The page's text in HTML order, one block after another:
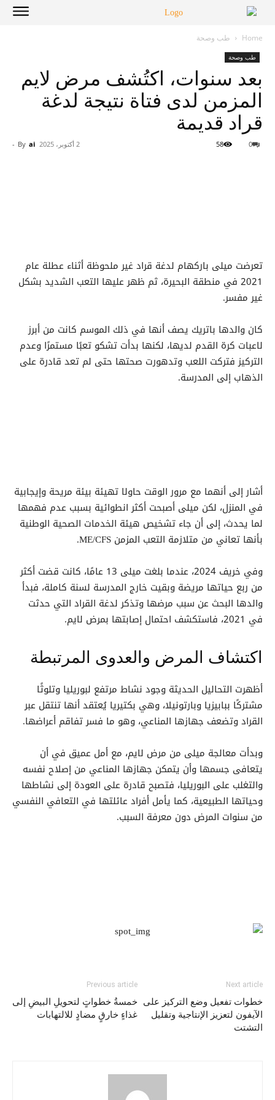
Home طب وصحة
طب وصحة
بعد سنوات، اكتُشف مرض لايم
المزمن لدى فتاة نتيجة لدغة
قراد قديمة
By ai
- 2 أكتوبر، 2025 0
58
تعرضت ميلى باركهام لدغة قراد غير ملحوظة أثناء عطلة عام
2021 في منطقة البحيرة، ثم ظهر عليها التعب الشديد بشكل
غير مفسر.
كان والدها باتريك يصف أنها في ذلك الموسم كانت من أبرز
لاعبات كرة القدم لديها، لكنها بدأت تشكو تعبًا مستمرًا وعدم
التركيز فتركت اللعب وتدهورت صحتها حتى لم تعد قادرة على
الذهاب إلى المدرسة.
أشار إلى أنهما مع مرور الوقت حاولا تهيئة بيئة مريحة وإيجابية
في المنزل، لكن ميلى أصبحت أكثر انطوائية بسبب عدم فهمها
لما يحدث، إلى أن جاء تشخيص هيئة الخدمات الصحية الوطنية
بأنها تعاني من متلازمة التعب المزمن ME/CFS.
وفي خريف 2024، عندما بلغت ميلى 13 عامًا، كانت قضت أكثر
من ربع حياتها مريضة وبقيت خارج المدرسة لسنة كاملة، فبدأ
والدها البحث عن سبب مرضها وتذكر لدغة القراد التي حدثت
في 2021، فاستكشف احتمال إصابتها بمرض لايم.
اكتشاف المرض والعدوى المرتبطة
أظهرت التحاليل الحديثة وجود نشاط مرتفع لبوريليا وتلوثًا
مشتركًا ببابيزيا وبارتونيلا، وهي بكتيريا يُعتقد أنها تنتقل عبر
القراد وتضعف جهازها المناعي، وهو ما فسر تفاقم أعراضها.
وبدأت معالجة ميلى من مرض لايم، مع أمل عميق في أن
يتعافى جسمها وأن يتمكن جهازها المناعي من إصلاح نفسه
والتغلب على البوريليا، فتصبح قادرة على العودة إلى نشاطها
وحياتها الطبيعية، كما يأمل أفراد عائلتها في التعافي النفسي
من سنوات المرض دون معرفة السبب.
Previous article
خمسةُ خطواتٍ لتحويلِ البيضِ إلى
غذاءٍ خارقٍ مضادٍ للالتهابات
Next article
خطوات تفعيل وضع التركيز على
الآيفون لتعزيز الإنتاجية وتقليل
التشتت